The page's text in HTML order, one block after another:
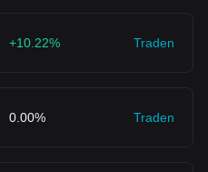
+10.22% Traden
0.00% Traden